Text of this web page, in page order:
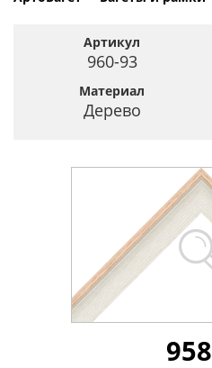
Артикул
960-93
Материал
Дерево
958